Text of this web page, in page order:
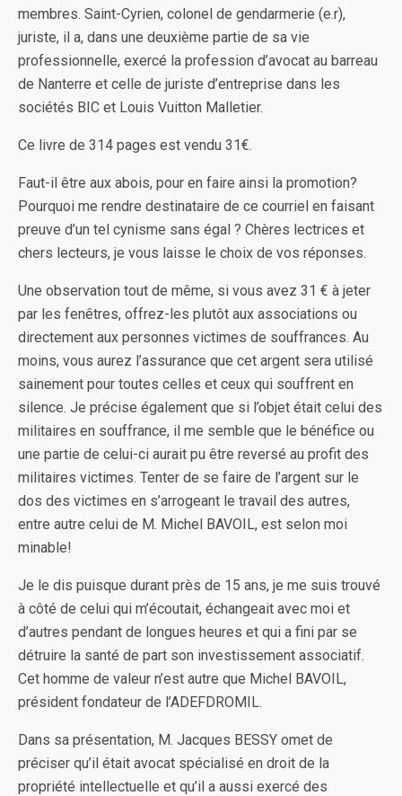
membres. Saint-Cyrien, colonel de gendarmerie (e.r),
juriste, il a, dans une deuxième partie de sa vie
professionnelle, exercé la profession d’avocat au barreau
de Nanterre et celle de juriste d’entreprise dans les
sociétés BIC et Louis Vuitton Malletier.
Ce livre de 314 pages est vendu 31€.
Faut-il être aux abois, pour en faire ainsi la promotion?
Pourquoi me rendre destinataire de ce courriel en faisant
preuve d’un tel cynisme sans égal ? Chères lectrices et
chers lecteurs, je vous laisse le choix de vos réponses.
Une observation tout de même, si vous avez 31 € à jeter
par les fenêtres, offrez-les plutôt aux associations ou
directement aux personnes victimes de souffrances. Au
moins, vous aurez l’assurance que cet argent sera utilisé
sainement pour toutes celles et ceux qui souffrent en
silence. Je précise également que si l’objet était celui des
militaires en souffrance, il me semble que le bénéfice ou
une partie de celui-ci aurait pu être reversé au profit des
militaires victimes. Tenter de se faire de l’argent sur le
dos des victimes en s’arrogeant le travail des autres,
entre autre celui de M. Michel BAVOIL, est selon moi
minable!
Je le dis puisque durant près de 15 ans, je me suis trouvé
à côté de celui qui m’écoutait, échangeait avec moi et
d’autres pendant de longues heures et qui a fini par se
détruire la santé de part son investissement associatif.
Cet homme de valeur n’est autre que Michel BAVOIL,
président fondateur de l’ADEFDROMIL.
Dans sa présentation, M. Jacques BESSY omet de
préciser qu’il était avocat spécialisé en droit de la
propriété intellectuelle et qu’il a aussi exercé des